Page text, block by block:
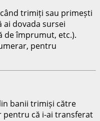
trimiți sau primești
ai dovada sursei
de împrumut, etc.).
pentru
banii trimiși către
pentru că i-ai transferat